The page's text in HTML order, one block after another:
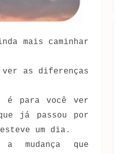
mais caminhar
as diferenças
é para você ver
já passou por
um dia.
mudança que